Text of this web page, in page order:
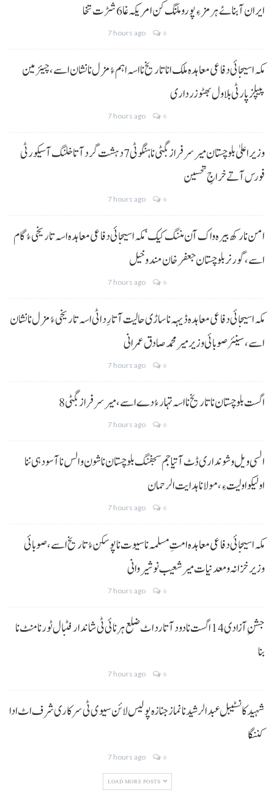
ایران آبنائے ہرمز ءِ پورو ملنگ کن امریکہ غا 6 شڑت تخا
7 hours ago 0
مکہ اسیجائی دفاعی معاہدہ ملک انا تاریخ نا اسہ اہم ءُ مزل نا نشان اسے، چیئرمین
پیپلز پارٹی بلاول بھٹو زرداری
7 hours ago 0
وزیراعلیٰ بلوچستان میر سرفراز بگٹی نا ہنگو ٹی 7 دہشت گرد آتا خلنگ آ سیکورٹی
فورس آتے خراجِ تحسین
7 hours ago 0
امن نا رکھ بیرہ واک آن مننگ کیک‘ مکہ اسیجائی دفاعی معاہدہ اسہ تاریخی ءُ گام
اسے،گورنر بلوچستان جعفر خان مندوخیل
7 hours ago 0
مکہ اسیجائی دفاعی معاہدہ ڈیہہ نا ساڑی حالیت آتا رِد اٹی اسہ تاریخی ءُ مزل نا نشان
اسے،سینئر صوبائی وزیر میر محمد صادق عمرانی
7 hours ago 0
8 اگست بلوچستان نا تاریخ نا اسہ تہار ءُ دے اسے، میرسرفراز بگٹی
7 hours ago 0
السی ویل و شونداری ڈٹ آتیا جم سجفنگ بلوچستان نا شون و الس نا آسودہی ننا
اولیکو اولیت ءِ،مولانا ہدایت الرحمان
7 hours ago 0
مکہ اسیجائی دفاعی معاہدہ امتِ مسلمہ نا سیوت نا پوسکن ءُ تاریخ اسے، صوبائی
وزیر خزانہ و معدنیات میر شعیب نوشیروانی
7 hours ago 0
جشنِ آزادی 14 اگست نا دود آتا رد اٹ ضلع ہرنائی ٹی شاندار فٹبال ٹورنامنٹ نا
بنا
7 hours ago 0
شہید کانسٹیبل عبدالرشید نا نماز جنازہ پولیس لائن سیوی ٹی سرکاری شرف اٹ ادا
کننگا
7 hours ago 0
LOAD MORE POSTS